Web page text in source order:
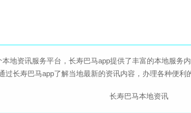
地资讯服务平台，长寿巴马app提供了丰富的本地服务
过长寿巴马app了解当地最新的资讯内容，办理各种便利